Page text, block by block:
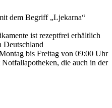
dem Begriff „Ljekarna“
ist rezeptfrei erhältlich
Deutschland
bis Freitag von 09:00 Uhr
die auch in der